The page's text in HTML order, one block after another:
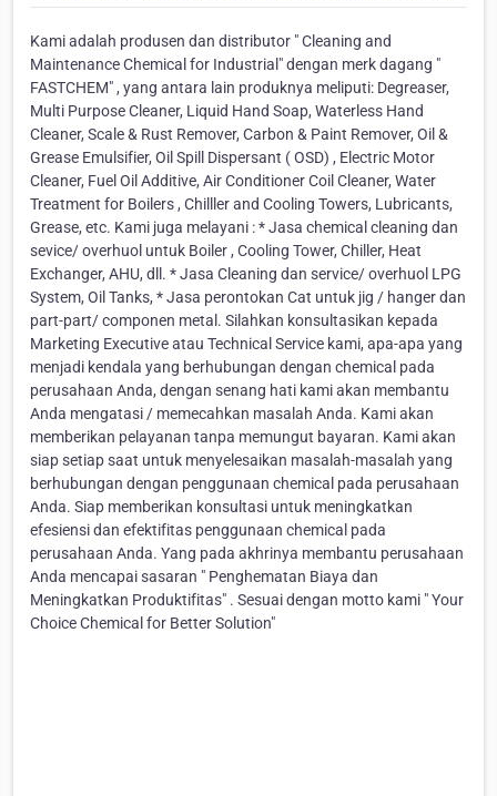
Kami adalah produsen dan distributor " Cleaning and
Maintenance Chemical for Industrial" dengan merk dagang "
FASTCHEM" , yang antara lain produknya meliputi: Degreaser,
Multi Purpose Cleaner, Liquid Hand Soap, Waterless Hand
Cleaner, Scale & Rust Remover, Carbon & Paint Remover, Oil &
Grease Emulsifier, Oil Spill Dispersant ( OSD) , Electric Motor
Cleaner, Fuel Oil Additive, Air Conditioner Coil Cleaner, Water
Treatment for Boilers , Chilller and Cooling Towers, Lubricants,
Grease, etc. Kami juga melayani : * Jasa chemical cleaning dan
sevice/ overhuol untuk Boiler , Cooling Tower, Chiller, Heat
Exchanger, AHU, dll. * Jasa Cleaning dan service/ overhuol LPG
System, Oil Tanks, * Jasa perontokan Cat untuk jig / hanger dan
part-part/ componen metal. Silahkan konsultasikan kepada
Marketing Executive atau Technical Service kami, apa-apa yang
menjadi kendala yang berhubungan dengan chemical pada
perusahaan Anda, dengan senang hati kami akan membantu
Anda mengatasi / memecahkan masalah Anda. Kami akan
memberikan pelayanan tanpa memungut bayaran. Kami akan
siap setiap saat untuk menyelesaikan masalah-masalah yang
berhubungan dengan penggunaan chemical pada perusahaan
Anda. Siap memberikan konsultasi untuk meningkatkan
efesiensi dan efektifitas penggunaan chemical pada
perusahaan Anda. Yang pada akhrinya membantu perusahaan
Anda mencapai sasaran " Penghematan Biaya dan
Meningkatkan Produktifitas" . Sesuai dengan motto kami " Your
Choice Chemical for Better Solution"